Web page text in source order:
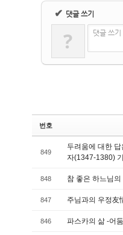
✔ 댓글 쓰기
? 댓글 쓰
번호
849
두려움에 대한
자(1347-1380)
848 참 좋은 하느님
847 주님과의 우정友
846 파스카의 삶 -어